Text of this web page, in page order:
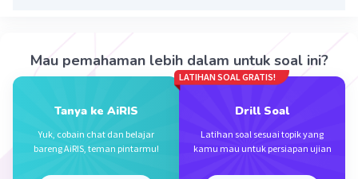
Mau pemahaman lebih dalam untuk soal ini?
Tanya ke AiRIS
Yuk, cobain chat dan belajar
bareng AiRIS, teman pintarmu!
LATIHAN SOAL GRATIS!
Drill Soal
Latihan soal sesuai topik yang
kamu mau untuk persiapan ujian